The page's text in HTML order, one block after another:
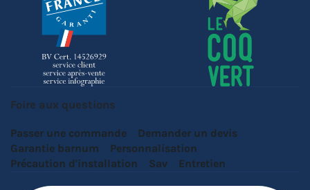
Foire aux questions
Passer une commande
Demander un devis
Garantie barnum
Personnalisation
Précaution d'installation
Sav Entretien